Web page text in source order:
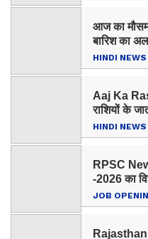
आज का मौसम
बारिश का
HINDI NEWS
Aaj Ka
राशियों के
राशिफल
HINDI NEWS
RPSC
-2026 का
JOB